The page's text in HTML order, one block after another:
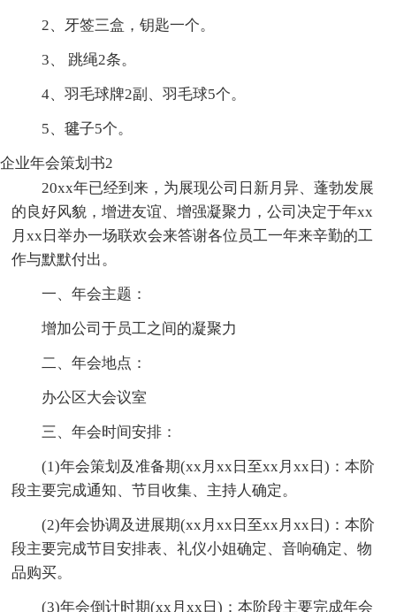
2、牙签三盒，钥匙一个。
3、 跳绳2条。
4、羽毛球牌2副、羽毛球5个。
5、毽子5个。
企业年会策划书2
20xx年已经到来，为展现公司日新月异、蓬勃发展
的良好风貌，增进友谊、增强凝聚力，公司决定于年xx
月xx日举办一场联欢会来答谢各位员工一年来辛勤的工
作与默默付出。
一、年会主题：
增加公司于员工之间的凝聚力
二、年会地点：
办公区大会议室
三、年会时间安排：
(1)年会策划及准备期(xx月xx日至xx月xx日)：本阶
段主要完成通知、节目收集、主持人确定。
(2)年会协调及进展期(xx月xx日至xx月xx日)：本阶
段主要完成节目安排表、礼仪小姐确定、音响确定、物
品购买。
(3)年会倒计时期(xx月xx日)：本阶段主要完成年会